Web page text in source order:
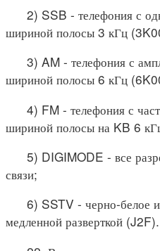
2) SSB - телефония с
шириной полосы 3 кГц
3) AM - телефония с
шириной полосы 6 кГц
4) FM - телефония с
шириной полосы на KB 6
5) DIGIMODE - все
связи;
6) SSTV - черно-белое
медленной разверткой (J2F).